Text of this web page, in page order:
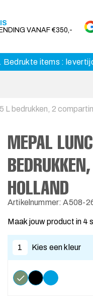
VANAF €350,-
items :
L bedrukken, 2
MEPAL
HOLLAND
Artikelnummer: A508-
Maak jouw product in 4
1 Kies een kleur